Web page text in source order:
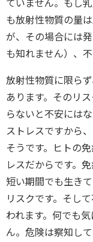
ていません。もし
も放射性物質の量
が、その場合には
も知れません）、
放射性物質に限ら
あります。そのリ
らないと不安には
ストレスですから
そうです。ヒトの
レスだからです。
短い期間でも生き
リスクです。そし
われます。何でも
ん。危険は察知し